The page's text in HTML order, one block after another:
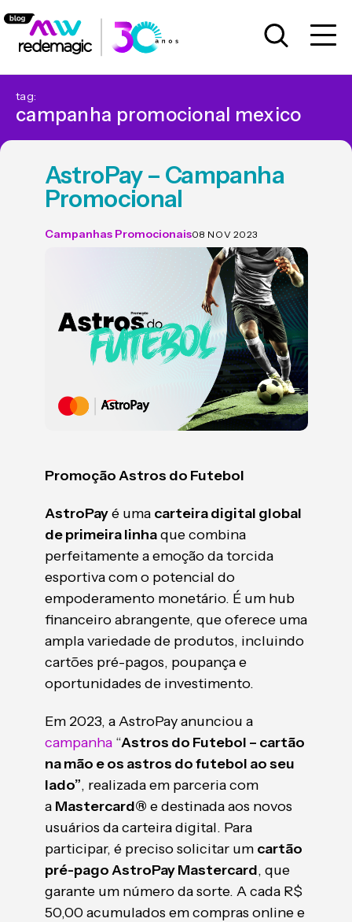
tag:
campanha promocional mexico
AstroPay – Campanha
Promocional
Campanhas Promocionais08 NOV 2023
Promoção Astros do Futebol
AstroPayé uma carteira digital global
de primeira linhaque combina
perfeitamente a emoção da torcida
esportiva com o potencial do
empoderamento monetário. É um hub
financeiro abrangente, que oferece uma
ampla variedade de produtos, incluindo
cartões pré-pagos, poupança e
oportunidades de investimento.
Em 2023, a AstroPay anunciou a
campanha“Astros do Futebol – cartão
na mão e os astros do futebol ao seu
lado”, realizada em parceria com
a Mastercard® e destinada aos novos
usuários da carteira digital. Para
participar, é preciso solicitar um cartão
pré-pago AstroPay Mastercard, que
garante um número da sorte. A cada R$
50,00 acumulados em compras online e